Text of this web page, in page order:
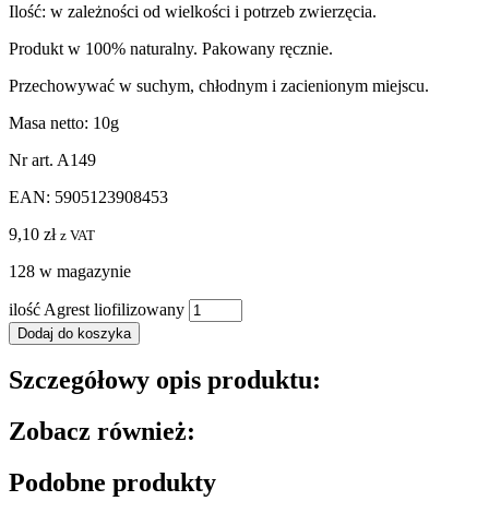
Ilość: w zależności od wielkości i potrzeb zwierzęcia.
Produkt w 100% naturalny. Pakowany ręcznie.
Przechowywać w suchym, chłodnym i zacienionym miejscu.
Masa netto: 10g
Nr art. A149
EAN: 5905123908453
9,10 zł z VAT
128 w magazynie
ilość Agrest liofilizowany
Dodaj do koszyka
Szczegółowy opis produktu:
Zobacz również:
Podobne produkty